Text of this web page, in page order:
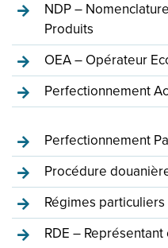
NDP –
Produits
OEA – Opérateur
Perfectionnement
Perfectionnement
Procédure
Régimes particuliers
RDE –